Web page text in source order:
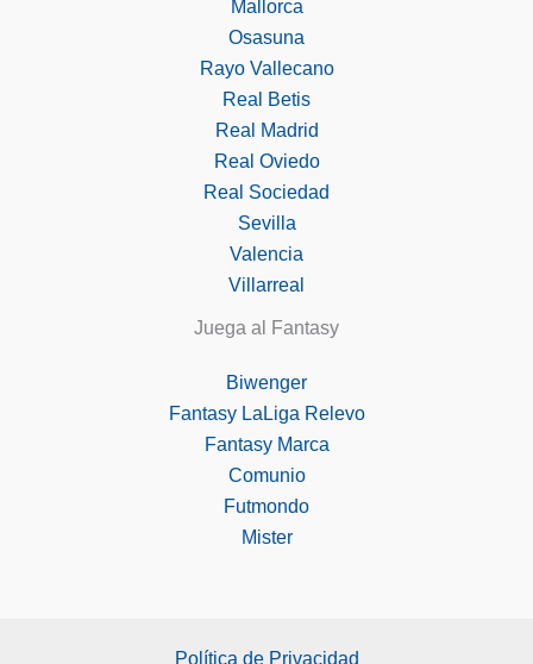
Mallorca
Osasuna
Rayo Vallecano
Real Betis
Real Madrid
Real Oviedo
Real Sociedad
Sevilla
Valencia
Villarreal
Juega al Fantasy
Biwenger
Fantasy LaLiga Relevo
Fantasy Marca
Comunio
Futmondo
Mister
Política de Privacidad